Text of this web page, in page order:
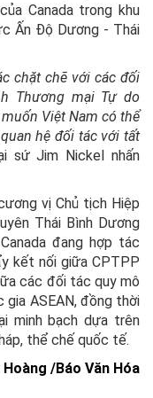
Canada trong khu
Ấn Độ Dương - Thái
chặt chẽ với các đối
Thương mại Tự do
Việt Nam có thể
hệ đối tác với tất
sứ Jim Nickel nhấn
vị Chủ tịch Hiệp
Thái Bình Dương
đang hợp tác
kết nối giữa CPTPP
các đối tác quy mô
gia ASEAN, đồng thời
minh bạch dựa trên
thể chế quốc tế.
Hoàng /Báo Văn Hóa